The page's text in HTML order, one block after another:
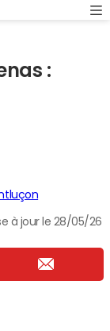
:
à jour le 28/05/26